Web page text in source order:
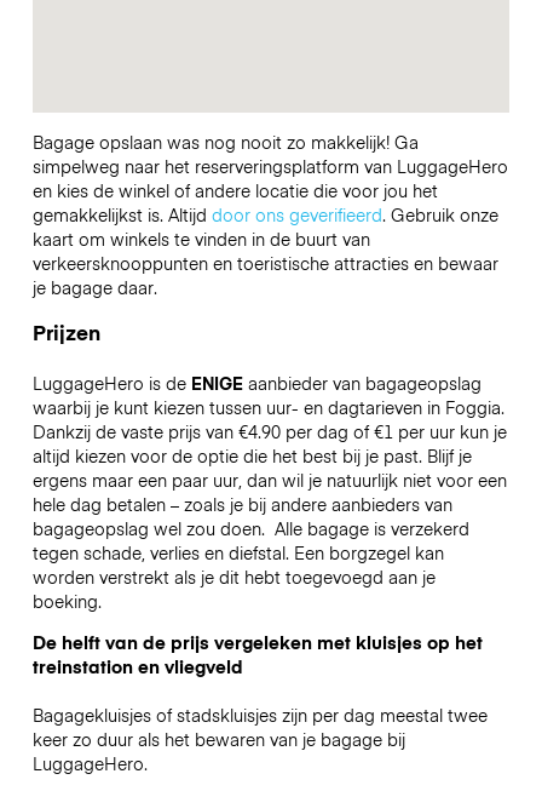
Bagage opslaan was nog nooit zo makkelijk! Ga
simpelweg naar het reserveringsplatform van LuggageHero
en kies de winkel of andere locatie die voor jou het
gemakkelijkst is. Altijd door ons geverifieerd. Gebruik onze
kaart om winkels te vinden in de buurt van
verkeersknooppunten en toeristische attracties en bewaar
je bagage daar.
Prijzen
LuggageHero is de ENIGEaanbieder van bagageopslag
waarbij je kunt kiezen tussen uur- en dagtarieven in Foggia.
Dankzij de vaste prijs van €4.90 per dag of €1 per uur kun je
altijd kiezen voor de optie die het best bij je past. Blijf je
ergens maar een paar uur, dan wil je natuurlijk niet voor een
hele dag betalen – zoals je bij andere aanbieders van
bagageopslag wel zou doen. Alle bagage is verzekerd
tegen schade, verlies en diefstal. Een borgzegel kan
worden verstrekt als je dit hebt toegevoegd aan je
boeking.
De helft van de prijs vergeleken met kluisjes op het
treinstation en vliegveld
Bagagekluisjes of stadskluisjes zijn per dag meestal twee
keer zo duur als het bewaren van je bagage bij
LuggageHero.